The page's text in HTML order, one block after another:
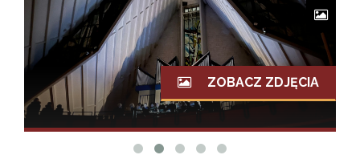
ZOBACZ ZDJĘCIA